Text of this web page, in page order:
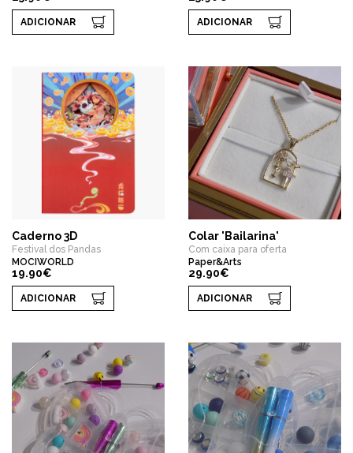
ADICIONAR ADICIONAR
Caderno 3D
Festival dos Pandas
MOCIWORLD
19.90€
ADICIONAR
Colar 'Bailarina'
Com caixa para oferta
Paper&Arts
29.90€
ADICIONAR